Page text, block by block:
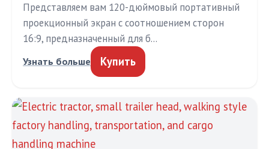
Представляем вам 120-дюймовый портативный
проекционный экран с соотношением сторон
16:9, предназначенный для б…
Узнать больше Купить